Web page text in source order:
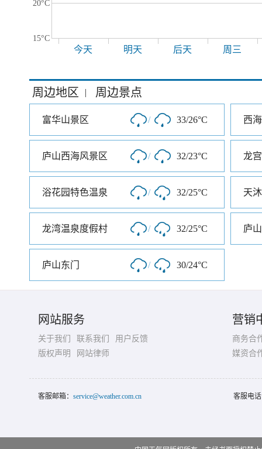
20°C
15°C
今天 明天 后天 周三
周边地区 | 周边景点
富华山景区 / 33/26°C 西
庐山西海风景区 / 32/23°C 龙
浴花园特色温泉 / 32/25°C
龙湾温泉度假村 / 32/25°C 庐
庐山东门 / 30/24°C
网站服务
关于我们 联系我们
用户反馈
版权声明
网站律师
营销
商务合
媒资合
客服邮箱： service@weather.com.cn 客服电